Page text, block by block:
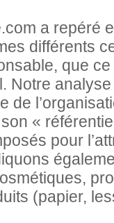
a repéré
différents
que ce
Notre
de
«
pour
(papier,